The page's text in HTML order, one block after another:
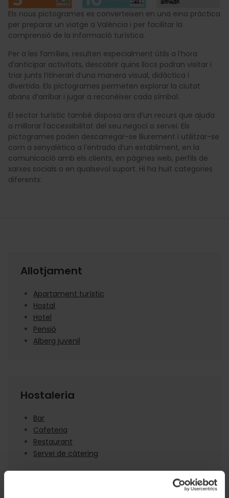
Els nous pictogrames es converteixen en una eina pràctica
per preparar un viatge a València i per facilitar la
comprensió de la informació turística.
Per a les famílies, resulten especialment útils a l’hora
d’anticipar activitats, descobrir quins llocs podran visitar i
triar junts l’itinerari d’una manera visual, didàctica i
divertida. Els pictogrames permeten explorar la ciutat
abans d’arribar i jugar a reconèixer cada símbol.
El sector turístic també disposa ara d’un recurs que ajuda
a millorar l’accessibilitat del seu negoci o servei. Els
pictogrames poden descarregar-se lliurement i utilitzar-se
com a senyalètica a l’entrada d’un establiment, en la
comunicació amb els clients, en pàgines web, perfils de
xarxes socials o en qualsevol suport. Hi ha huit categories
diferents:
Allotjament
Apartament turístic
Hostal
Hotel
Pensió
Alberg juvenil
Hostaleria
Bar
Cafeteria
Restaurant
Servei de càtering